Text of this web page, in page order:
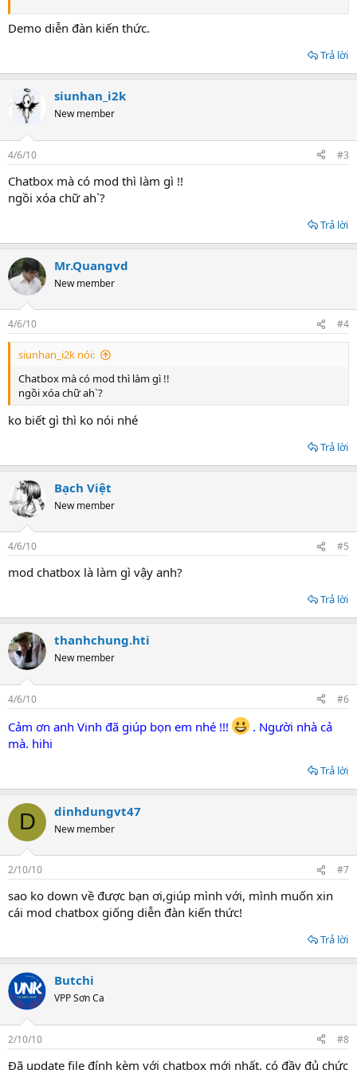
Demo diễn đàn kiến thức.
Trả lời
siunhan_i2k
New member
4/6/10 #3
Chatbox mà có mod thì làm gì !!
ngồi xóa chữ ah`?
Trả lời
Mr.Quangvd
New member
4/6/10 #4
siunhan_i2k nói:
Chatbox mà có mod thì làm gì !!
ngồi xóa chữ ah`?
ko biết gì thì ko nói nhé
Trả lời
Bạch Việt
New member
4/6/10 #5
mod chatbox là làm gì vậy anh?
Trả lời
thanhchung.hti
New member
4/6/10 #6
Cảm ơn anh Vinh đã giúp bọn em nhé !!!
. Người nhà cả
mà. hihi
Trả lời
D dinhdungvt47
New member
2/10/10 #7
sao ko down về được bạn ơi,giúp mình với, mình muốn xin
cái mod chatbox giống diễn đàn kiến thức!
Trả lời
Butchi
VPP Sơn Ca
2/10/10 #8
Đã update file đính kèm với chatbox mới nhất, có đầy đủ chức